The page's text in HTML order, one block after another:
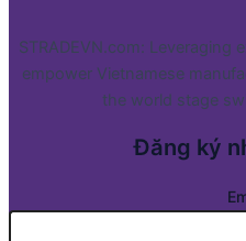
STRADEVN.com:
empower Vietnamese
the world stage
Đăng ký